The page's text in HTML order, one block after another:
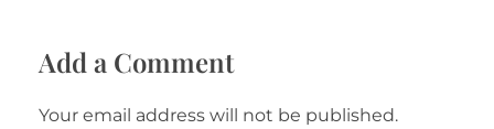
Add a Comment
Your email address will not be published.